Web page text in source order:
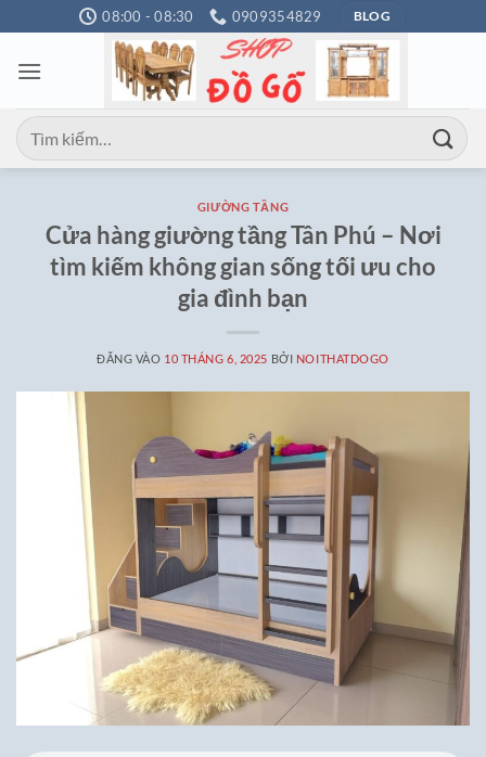
qua
nội
08:00 - 08:30 0909354829 BLOG
Tìm
kiếm:
GIƯỜNG TẦNG
Cửa hàng giường tầng Tân Phú – Nơi
tìm kiếm không gian sống tối ưu cho
gia đình bạn
ĐĂNG VÀO 10 THÁNG 6, 2025 BỞI NOITHATDOGO